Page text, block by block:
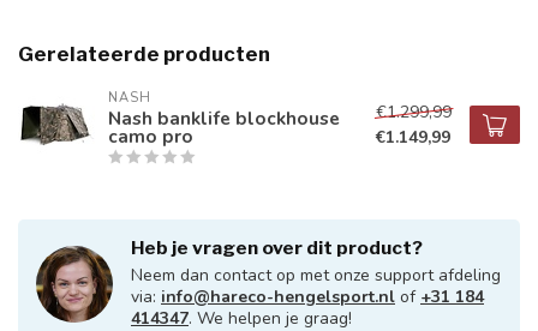
Gerelateerde producten
NASH
Nash banklife blockhouse
camo pro
€1.299,99
€1.149,99
Heb je vragen over dit product?
Neem dan contact op met onze support afdeling
via: info@hareco-hengelsport.nl of +31 184
414347. We helpen je graag!